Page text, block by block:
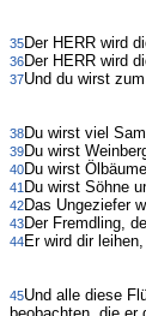
35Der HERR wird
36Der HERR wird
37Und du wirst
38Du wirst viel
39Du wirst
40Du wirst
41Du wirst Söhne
42Das Ungeziefer
43Der Fremdling,
44Er wird dir
45Und alle diese